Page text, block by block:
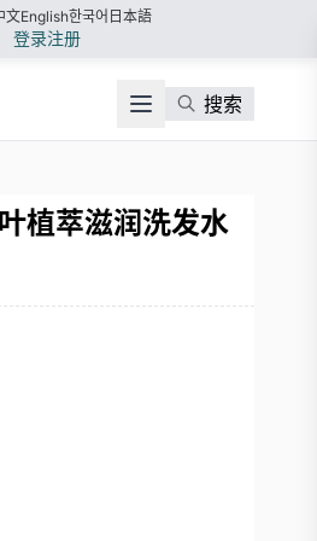
文English한국어 日本語
登录注册
搜索
植萃滋润洗发水